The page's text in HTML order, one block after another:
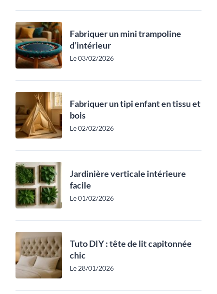
Fabriquer un mini trampoline
d’intérieur
Le 03/02/2026
Fabriquer un tipi enfant en tissu et
bois
Le 02/02/2026
Jardinière verticale intérieure
facile
Le 01/02/2026
Tuto DIY : tête de lit capitonnée
chic
Le 28/01/2026